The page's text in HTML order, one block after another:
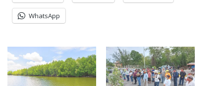
WhatsApp